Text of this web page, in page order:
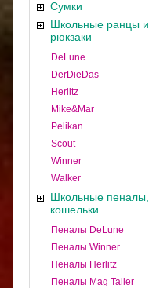
Сумки
Школьные ранцы и
рюкзаки
DeLune
DerDieDas
Herlitz
Mike&Mar
Pelikan
Scout
Winner
Walker
Школьные пеналы,
кошельки
Пеналы DeLune
Пеналы Winner
Пеналы Herlitz
Пеналы Mag Taller